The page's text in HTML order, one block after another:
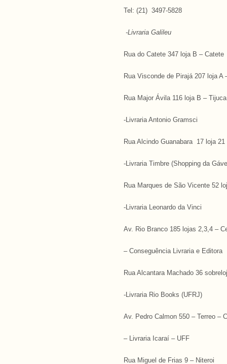
Tel: (21) 3497-5828
-Livraria Galileu
Rua do Catete 347 loja B – Catete
Rua Visconde de Pirajá 207 loja A
Rua Major Ávila 116 loja B – Tijuca
-Livraria Antonio Gramsci
Rua Alcindo Guanabara 17 loja 21
-Livraria Timbre (Shopping da
Rua Marques de São Vicente 52
-Livraria Leonardo da Vinci
Av. Rio Branco 185 lojas 2,3,4 –
– Conseguência Livraria e Editora
Rua Alcantara Machado 36
-Livraria Rio Books (UFRJ)
Av. Pedro Calmon 550 – Terreo –
– Livraria Icaraí – UFF
Rua Miguel de Frias 9 – Niteroi